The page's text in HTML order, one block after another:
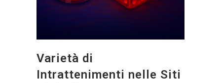
Varietà di
Intrattenimenti nelle Siti